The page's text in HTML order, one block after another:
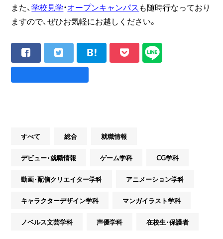
また、学校見学・オープンキャンパス も随時行なっており
ますので、ぜひお気軽にお越しください。
すべて 総合 就職情報
デビュー・就職情報 ゲーム学科 CG学科
動画・配信クリエイター学科 アニメーション学科
キャラクターデザイン学科 マンガイラスト学科
ノベルス文芸学科 声優学科 在校生・保護者